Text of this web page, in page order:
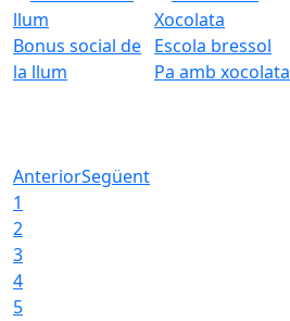
Bonus social de
la llum
Escola bressol
Pa amb xocolata
AnteriorSegüent
1
2
3
4
5